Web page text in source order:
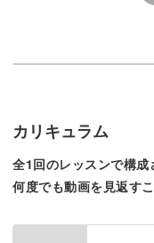
◆貝殻のリアルな質感
◆アートに立体感を
◆タイルを自然な雰囲
カリキュラム
全1回のレッスンで構成
何度でも動画を見返す